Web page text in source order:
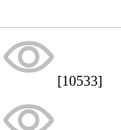
[10533]